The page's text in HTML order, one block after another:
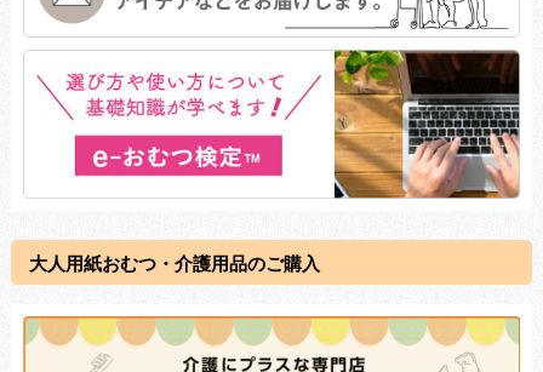
大人用紙おむつ・介護用品のご購入